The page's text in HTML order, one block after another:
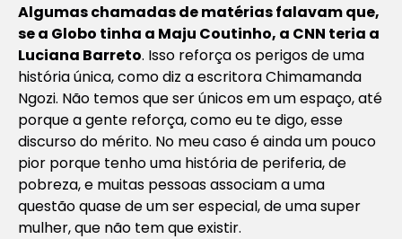
Algumas chamadas de matérias falavam que,
se a Globo tinha a Maju Coutinho, a CNN teria a
Luciana Barreto. Isso reforça os perigos de uma
história única, como diz a escritora Chimamanda
Ngozi. Não temos que ser únicos em um espaço, até
porque a gente reforça, como eu te digo, esse
discurso do mérito. No meu caso é ainda um pouco
pior porque tenho uma história de periferia, de
pobreza, e muitas pessoas associam a uma
questão quase de um ser especial, de uma super
mulher, que não tem que existir.